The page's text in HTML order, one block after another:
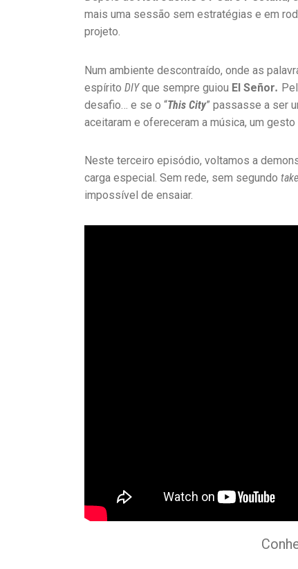
mais uma sessão sem estratégias e em
projeto.
Num ambiente descontraído, onde as
espírito DIYque sempre guiou El Señor.
desafio… e se o “This City” passasse a ser
aceitaram e ofereceram a música, um
Neste terceiro episódio, voltamos a
carga especial. Sem rede, sem segundo take
impossível de ensaiar.